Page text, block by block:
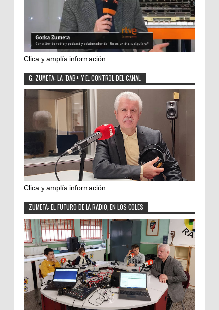
Clica y amplía información
G. ZUMETA: LA "DAB+ Y EL CONTROL DEL CANAL
Clica y amplía información
ZUMETA: EL FUTURO DE LA RADIO, EN LOS COLES